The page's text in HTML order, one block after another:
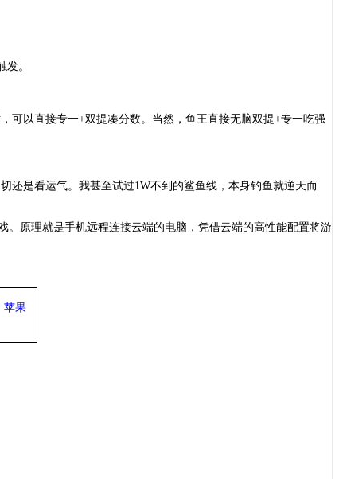
。
可以直接专一+双提凑分数。当然，鱼王直接无脑双提+专一吃强
还是看运气。我甚至试过1W不到的鲨鱼线，本身钓鱼就逆天而
。原理就是手机远程连接云端的电脑，凭借云端的高性能配置将游
苹果